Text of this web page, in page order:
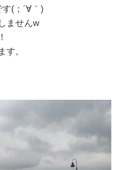
(；´∀｀)
ませんw
す。